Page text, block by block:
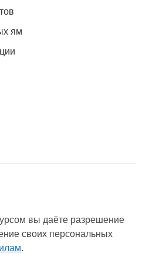
ям
вы даёте разрешение
своих персональных
.